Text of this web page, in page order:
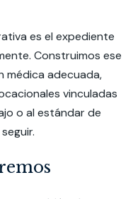
es el expediente
Construimos ese
médica adecuada,
vinculadas
o al estándar de